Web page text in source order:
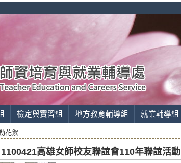
檢定與實習組 地方教育輔導組 就業輔導組
花絮
高雄女師校友聯誼會110年聯誼活動